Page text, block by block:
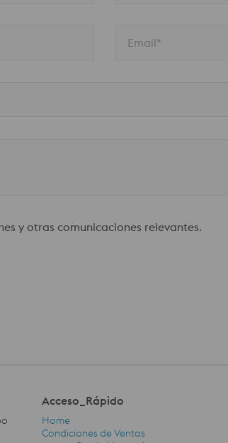
Email*
y otras comunicaciones relevantes.
Acceso_Rápido
Home
Condiciones de Ventas